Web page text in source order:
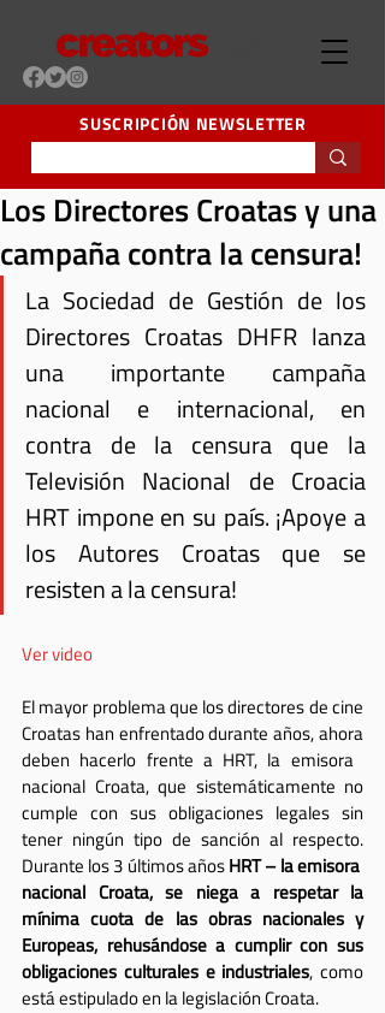
SUSCRIPCIÓN NEWSLETTER
Los Directores Croatas y una
campaña contra la censura!
La Sociedad de Gestión de los
Directores Croatas DHFR lanza
una importante campaña
nacional e internacional, en
contra de la censura que la
Televisión Nacional de Croacia
HRT impone en su país. ¡Apoye a
los Autores Croatas que se
resisten a la censura!
Ver video
El mayor problema que los directores de cine
Croatas han enfrentado durante años, ahora
deben hacerlo frente a HRT, la emisora ​​
nacional Croata, que sistemáticamente no
cumple con sus obligaciones legales sin
tener ningún tipo de sanción al respecto.
Durante los 3 últimos años HRT – la emisora ​​
nacional Croata, se niega a respetar la
mínima cuota de las obras nacionales y
Europeas, rehusándose a cumplir con sus
obligaciones culturales e industriales, como
está estipulado en la legislación Croata.